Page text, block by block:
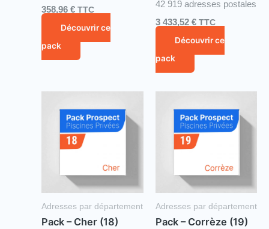
358,96€ TTC
Découvrir ce
pack
42 919 adresses postales
3 433,52 € TTC
Découvrir ce
pack
Adresses par département
Pack – Cher (18)
Adresses par département
Pack – Corrèze (19)